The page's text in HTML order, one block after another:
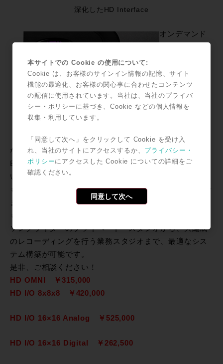
深化したHD Interface
オンデマンド
ルタイム性を
持ち、レコー
ディングの現
場やヴォイ
の際に欠かせ
ない存在と言えるPro Tools HDシステム。現在のPCI-
Expressシステムからは、従来Accelチップの搭載されて
いなかったCoreカードもAccel化され、少ないカードで
も、より大きなMIPS値を実現した快適な環境をもたらせ
ます。
もちろん、用途に応じた拡張を含む柔軟性も魅力的で、
ソングライターのプライベート・スタジオから、大編成
のレコーディングを行う業務スタジオまで、最適なシス
テム構築が可能です。
是非、ご相談ください！
HD OMNI ￥315,000
HD I/O 8x8x8 ￥420,000
HD I/O 16×16 Analog ￥525,000
HD I/O 16×16 Digital ￥262,500
本サイトでの Cookie の使用について:
Cookie は、お客様のサインイン情報の記憶、サイト
機能の最適化、お客様の関心事に合わせたコンテンツ
の配信に使用されています。当社は、当社のプライバ
シー・ポリシーに基づき、Cookie などの個人情報を
収集・利用しています。
「同意して次へ」をクリックして Cookie を受け入
れ、当社のサイトにアクセスするか、 プライバシー・
ポリシーにアクセスした Cookie についての詳細をご
確認ください。
同意して次へ